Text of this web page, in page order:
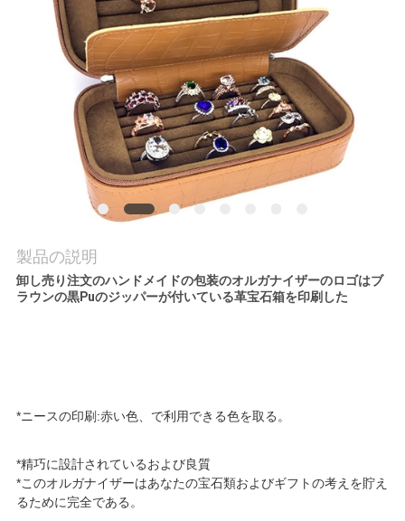
く
だ
ニ
ュ
ー
製品の説明
卸し売り注文のハンドメイドの包装のオルガナイザーのロゴはブ
ラウンの黒Puのジッパーが付いている革宝石箱を印刷した
*ニースの印刷:赤い色、で利用できる色を取る。
*精巧に設計されているおよび良質
*このオルガナイザーはあなたの宝石類およびギフトの考えを貯え
るために完全である。